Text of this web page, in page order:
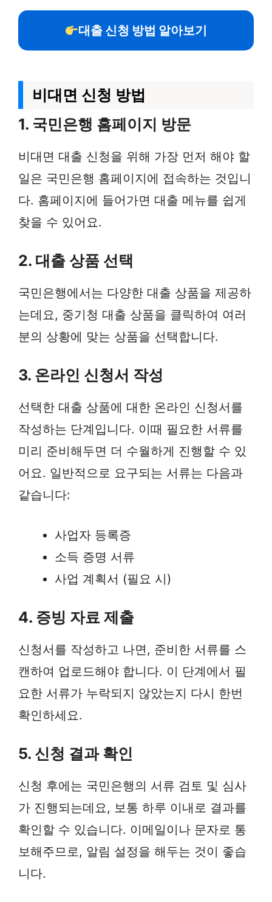
대출 신청 방법 알아보기
비대면 신청 방법
1. 국민은행 홈페이지 방문
비대면 대출 신청을 위해 가장 먼저 해야 할
일은 국민은행 홈페이지에 접속하는 것입니
다. 홈페이지에 들어가면 대출 메뉴를 쉽게
찾을 수 있어요.
2. 대출 상품 선택
국민은행에서는 다양한 대출 상품을 제공하
는데요, 중기청 대출 상품을 클릭하여 여러
분의 상황에 맞는 상품을 선택합니다.
3. 온라인 신청서 작성
선택한 대출 상품에 대한 온라인 신청서를
작성하는 단계입니다. 이때 필요한 서류를
미리 준비해두면 더 수월하게 진행할 수 있
어요. 일반적으로 요구되는 서류는 다음과
같습니다:
사업자 등록증
소득 증명 서류
사업 계획서 (필요 시)
4. 증빙 자료 제출
신청서를 작성하고 나면, 준비한 서류를 스
캔하여 업로드해야 합니다. 이 단계에서 필
요한 서류가 누락되지 않았는지 다시 한번
확인하세요.
5. 신청 결과 확인
신청 후에는 국민은행의 서류 검토 및 심사
가 진행되는데요, 보통 하루 이내로 결과를
확인할 수 있습니다. 이메일이나 문자로 통
보해주므로, 알림 설정을 해두는 것이 좋습
니다.